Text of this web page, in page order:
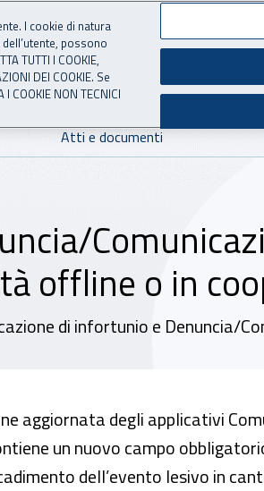
Atti e documenti
offline o in
di infortunio e Denuncia/
aggiornata degli applicativi
un nuovo campo
dell’evento lesivo in
I cookie di natura
possono
TUTTI I COOKIE,
DEI COOKIE. Se
NON TECNICI